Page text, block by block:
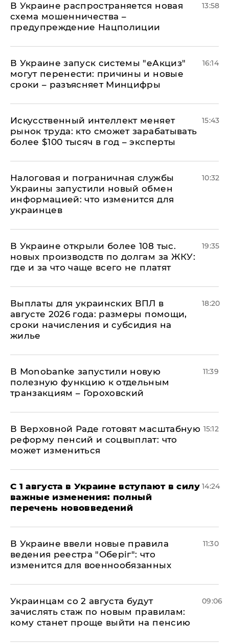
В Украине распространяется новая
схема мошенничества –
предупреждение Нацполиции
13:58
В Украине запуск системы "еАкциз"
могут перенести: причины и новые
сроки – разъясняет Минцифры
16:14
Искусственный интеллект меняет
рынок труда: кто сможет зарабатывать
более $100 тысяч в год – эксперты
15:43
Налоговая и пограничная службы
Украины запустили новый обмен
информацией: что изменится для
украинцев
10:32
В Украине открыли более 108 тыс.
новых производств по долгам за ЖКУ:
где и за что чаще всего не платят
19:35
Выплаты для украинских ВПЛ в
августе 2026 года: размеры помощи,
сроки начисления и субсидия на
жилье
18:20
В Мonobankе запустили новую
полезную функцию к отдельным
транзакциям – Гороховский
11:39
В Верховной Раде готовят масштабную
реформу пенсий и соцвыплат: что
может измениться
15:12
С 1 августа в Украине вступают в силу
важные изменения: полный
перечень нововведений
14:24
В Украине ввели новые правила
ведения реестра "Оберіг": что
изменится для военнообязанных
11:30
Украинцам со 2 августа будут
зачислять стаж по новым правилам:
кому станет проще выйти на пенсию
09:06